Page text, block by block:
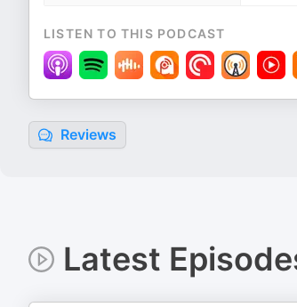
LISTEN TO THIS PODCAST
Reviews
Latest